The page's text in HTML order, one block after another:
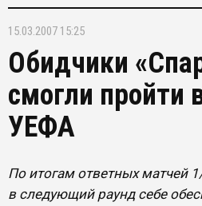
15.03.2007 15:25
Обидчики
смогли пройти
УЕФА
По итогам ответных матчей
в следующий раунд себе